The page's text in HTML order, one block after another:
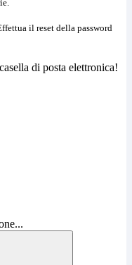
il reset della password
di posta elettronica!